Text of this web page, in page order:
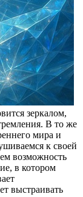
зеркалом,
В то же
мира и
к своей
возможность
в котором
выстраивать